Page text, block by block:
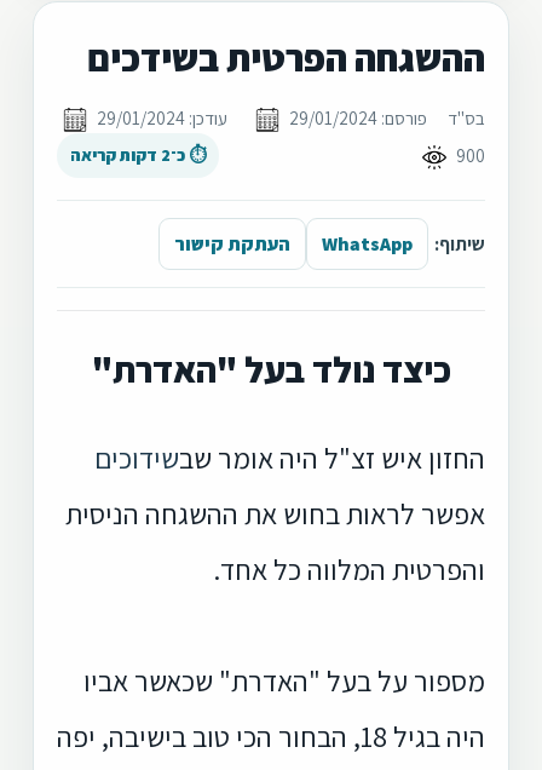
ההשגחה הפרטית בשידכים
בס"ד פורסם: 29/01/2024
עודכן: 29/01/2024
900
⏱ כ־2 דקות קריאה
שיתוף: WhatsApp העתקת קישור
כיצד נולד בעל "האדרת"
החזון איש זצ"ל היה אומר שבשידוכים
אפשר לראות בחוש את ההשגחה הניסית
והפרטית המלווה כל אחד.
מספור על בעל "האדרת" שכאשר אביו
היה בגיל 18, הבחור הכי טוב בישיבה, יפה